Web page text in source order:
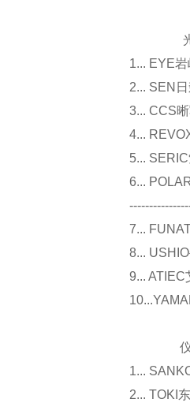
光源
1... EYE
2... SEN
3... CCS
4...
5...
6...
7...
8...
9...
仪器
1...
2... TOKI